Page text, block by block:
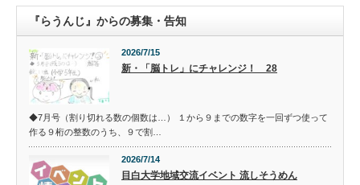
『らうんじ』からの募集・告知
2026/7/15
新・「脳トレ」にチャレンジ！ 28
◆7月号（割り切れる数の個数は…） １から９までの数字を一回ずつ使って
作る９桁の整数のうち、９で割…
2026/7/14
目白大学地域交流イベント 流しそうめん